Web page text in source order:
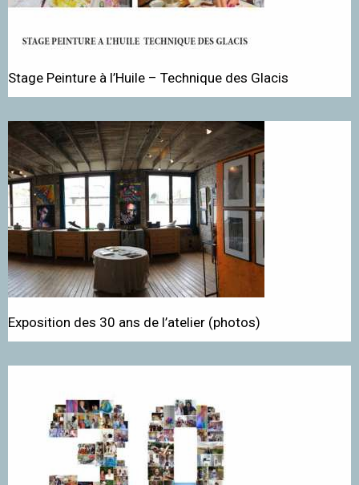
Stage Peinture à l’Huile – Technique des Glacis
Exposition des 30 ans de l’atelier (photos)